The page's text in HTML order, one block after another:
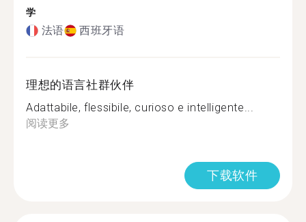
学
法语 西班牙语
理想的语言社群伙伴
Adattabile, flessibile, curioso e intelligente...
阅读更多
下载软件